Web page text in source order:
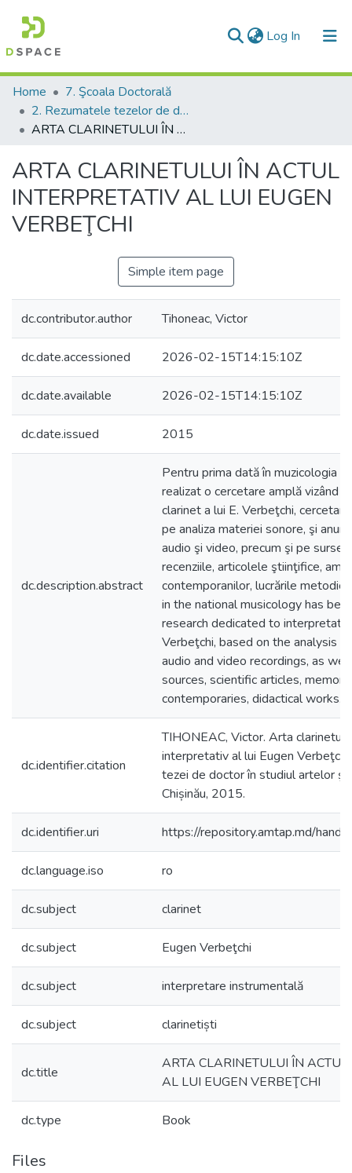
Log In (current)
Communities & Collections
All of DSpace
Home
7. Şcoala Doctorală
2. Rezumatele tezelor de doctor
ARTA CLARINETULUI ÎN ACTUL INTERPRETATIV AL LUI EUGEN VERBEŢCHI
ARTA CLARINETULUI ÎN ACTUL
INTERPRETATIV AL LUI EUGEN
VERBEŢCHI
Simple item page
dc.contributor.author Tihoneac, Victor
dc.date.accessioned 2026-02-15T14:15:10Z
dc.date.available 2026-02-15T14:15:10Z
dc.date.issued 2015
dc.description.abstract
Pentru prima dată în muzicologia
realizat o cercetare amplă vizând
clarinet a lui E. Verbeţchi,
pe analiza materiei sonore, şi
audio şi video, precum şi pe
recenziile, articolele ştiinţifice,
contemporanilor, lucrările
in the national musicology has
research dedicated to
Verbeţchi, based on the analysis
audio and video recordings, as
sources, scientific articles,
contemporaries, didactical works.
dc.identifier.citation
TIHONEAC, Victor. Arta
interpretativ al lui Eugen
tezei de doctor în studiul artelor şi
Chișinău, 2015.
dc.identifier.uri https://repository.amtap.md/
dc.language.iso ro
dc.subject clarinet
dc.subject Eugen Verbeţchi
dc.subject interpretare instrumentală
dc.subject clarinetiști
dc.title
ARTA CLARINETULUI ÎN ACTUL
AL LUI EUGEN VERBEŢCHI
dc.type Book
Files